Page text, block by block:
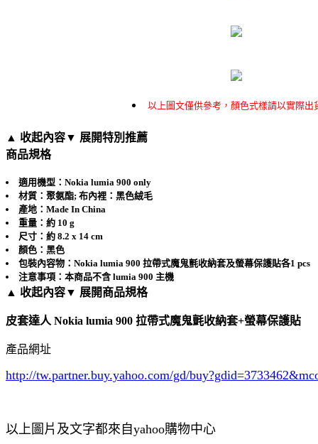
以上圖文僅供參考，顏色式樣請以實際出
▲ 收起內容▼ 展開特別推薦
商品規格
適用機型：Nokia lumia 900 only
材質：聚氨酯; 布內裡：黑色絨毛
產地：Made In China
重量：約 10 g
尺寸：約 8.2 x 14 cm
顏色：黑色
包裝內容物：Nokia lumia 900 拉帶式魔鬼氈收納套及螢幕保護貼各1 pcs
注意事項：本商品不含 lumia 900 主機
▲ 收起內容▼ 展開商品規格
皮套達人 Nokia lumia 900 拉帶式魔鬼氈收納套+螢幕保護貼
產品網址
http://tw.partner.buy.yahoo.com/gd/buy?gdid=3733462
以上圖片及文字都來自yahoo購物中心